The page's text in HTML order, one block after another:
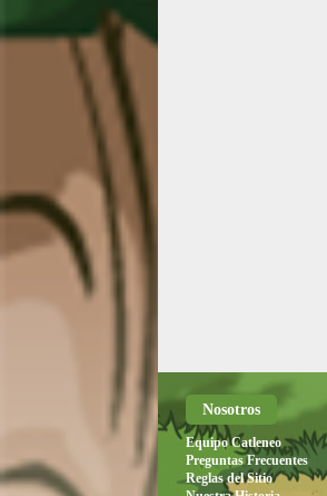
Nosotros
Equipo Catleneo
Preguntas Frecuentes
Reglas del Sitio